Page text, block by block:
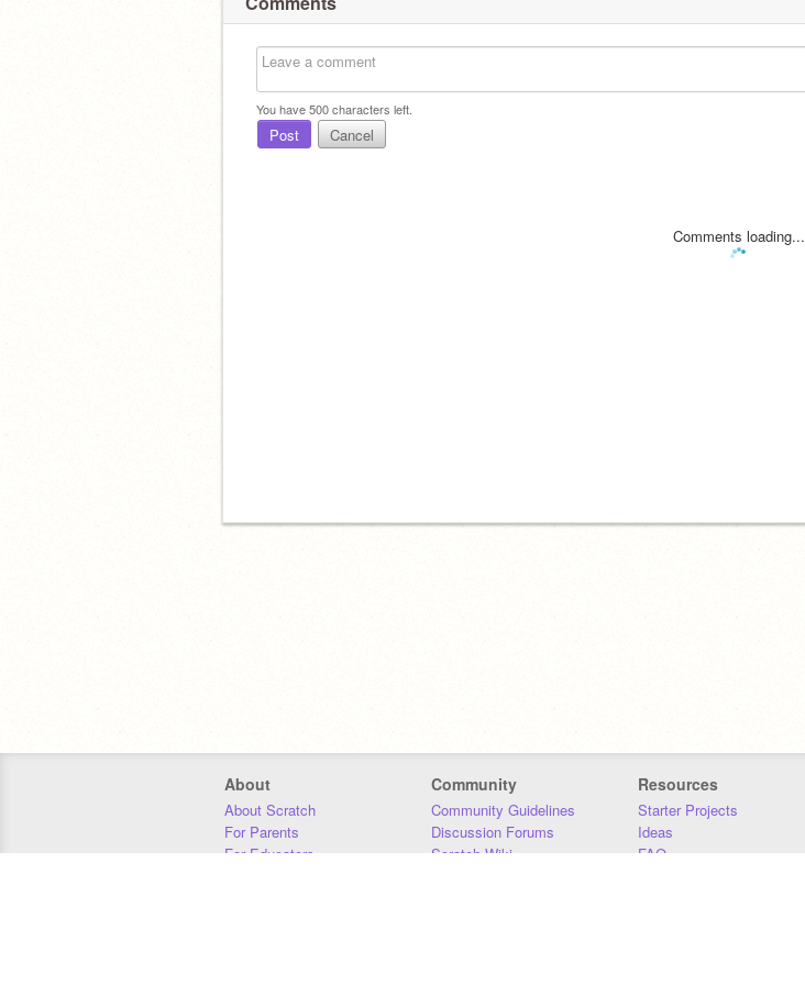
You have500characters left.
Post Cancel
Comments loading...
About
About Scratch
For Parents
For Educators
Community
Community Guidelines
Discussion Forums
Scratch Wiki
Resources
Starter Projects
Ideas
FAQ